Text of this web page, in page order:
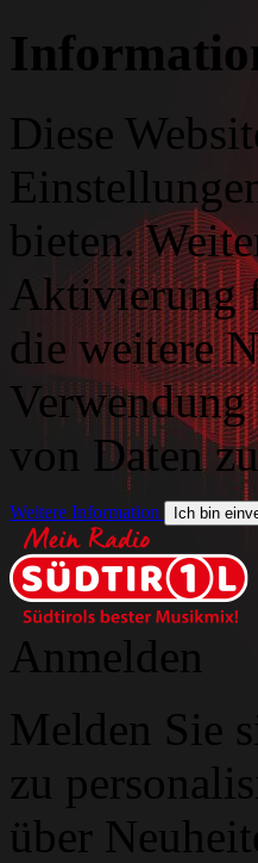
Diese
bieten.
Aktivierung
die weitere
von Daten
Weitere Information Ich bin
Anmelden
Melden Sie
zu
über